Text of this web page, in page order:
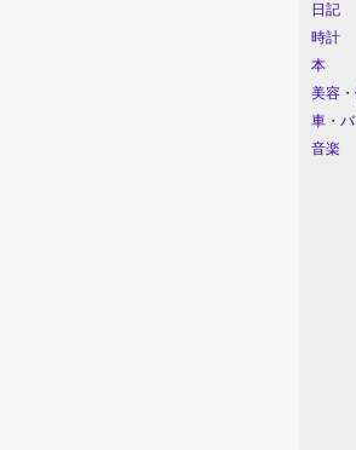
日記
時計
本
美容
車・
音楽